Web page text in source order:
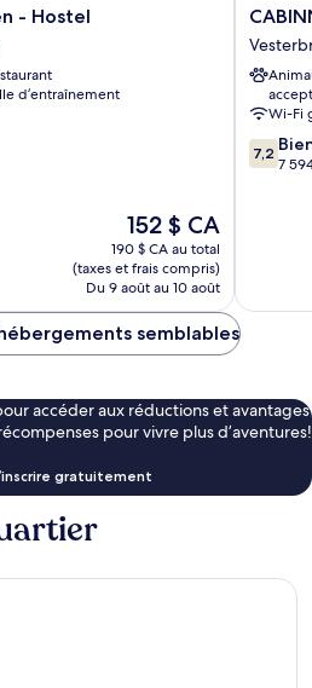
- Hostel
d’entraînement
Le
prix
est
de
152 $ CA
152 $ CA
190 $ CA au total
(taxes et frais compris)
Du 9 août au 10 août
CABINN
Wi-Fi
7.2
sur
7,2
7
semblables
accéder aux réductions et avantages
pour vivre plus d’aventures!
gratuitement